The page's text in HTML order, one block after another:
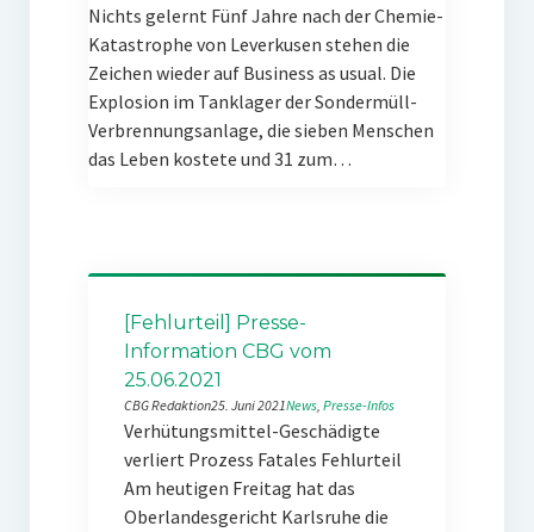
Nichts gelernt Fünf Jahre nach der Chemie-
Katastrophe von Leverkusen stehen die
Zeichen wieder auf Business as usual. Die
Explosion im Tanklager der Sondermüll-
Verbrennungsanlage, die sieben Menschen
das Leben kostete und 31 zum…
[Fehlurteil] Presse-
Information CBG vom
25.06.2021
CBG Redaktion25. Juni 2021News, Presse-Infos
Verhütungsmittel-Geschädigte
verliert Prozess Fatales Fehlurteil
Am heutigen Freitag hat das
Oberlandesgericht Karlsruhe die